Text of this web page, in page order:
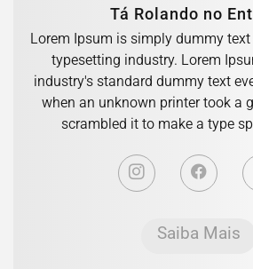
Tá Rolando no
Lorem Ipsum is simply dummy
typesetting industry. Lorem
industry's standard dummy text
when an unknown printer took a
scrambled it to make a type
Saiba Mais